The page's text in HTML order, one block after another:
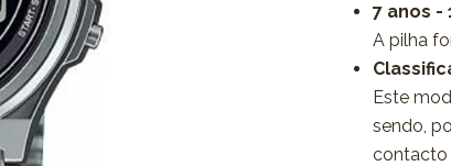
7 anos -
A pilha
Este
sendo,
contacto